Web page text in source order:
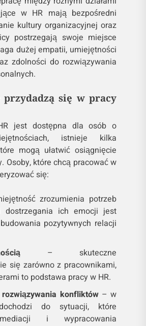
w HR mają bezpośredni
kultury organizacyjnej oraz
postrzegają swoje miejsce
dużej empatii, umiejętności
zdolności do rozwiązywania
przydadzą się w pracy
jest dostępna dla osób o
istnieje kilka
mogą ułatwić osiągnięcie
Osoby, które chcą pracować w
się:
zrozumienia potrzeb
ich emocji jest
pozytywnych relacji
– skuteczne
się zarówno z pracownikami,
to podstawa pracy w HR.
konfliktów– w
do sytuacji, które
i wypracowania